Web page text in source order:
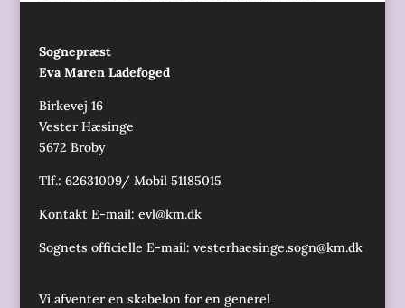
Sognepræst
Eva Maren Ladefoged
Birkevej 16
Vester Hæsinge
5672 Broby
Tlf.: 62631009/ Mobil 51185015
Kontakt E-mail: evl@km.dk
Sognets officielle E-mail: vesterhaesinge.sogn@km.dk
Vi afventer en skabelon for en generel